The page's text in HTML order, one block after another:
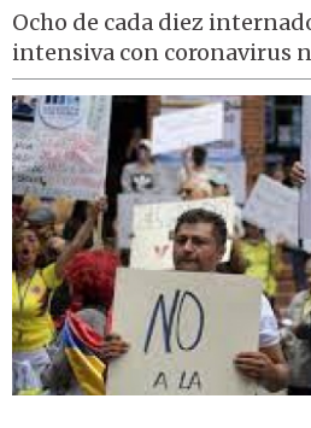
Ocho de cada diez
intensiva con coronavirus